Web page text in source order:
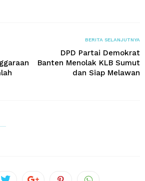
BERITA SELANJUTNYA
DPD Partai Demokrat
Banten Menolak KLB Sumut
dan Siap Melawan